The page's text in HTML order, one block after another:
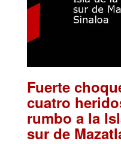
Fuerte
cuatro
rumbo a la
sur de